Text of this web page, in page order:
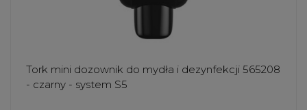
Tork mini dozownik do mydła i dezynfekcji 565208
- czarny - system S5